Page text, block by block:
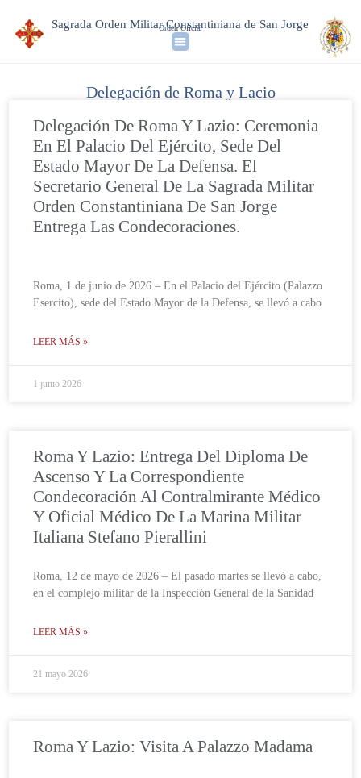
Sagrada Orden Militar Constantiniana de San Jorge
Orden Oficial
Delegación de Roma y Lacio
Delegación De Roma Y Lazio: Ceremonia
En El Palacio Del Ejército, Sede Del
Estado Mayor De La Defensa. El
Secretario General De La Sagrada Militar
Orden Constantiniana De San Jorge
Entrega Las Condecoraciones.
Roma, 1 de junio de 2026 – En el Palacio del Ejército (Palazzo
Esercito), sede del Estado Mayor de la Defensa, se llevó a cabo
LEER MÁS »
1 junio 2026
Roma Y Lazio: Entrega Del Diploma De
Ascenso Y La Correspondiente
Condecoración Al Contralmirante Médico
Y Oficial Médico De La Marina Militar
Italiana Stefano Pierallini
Roma, 12 de mayo de 2026 – El pasado martes se llevó a cabo,
en el complejo militar de la Inspección General de la Sanidad
LEER MÁS »
21 mayo 2026
Roma Y Lazio: Visita A Palazzo Madama